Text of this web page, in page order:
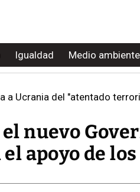
Igualdad Medio ambiente
a Ucrania del "atentado
nuevo
apoyo de